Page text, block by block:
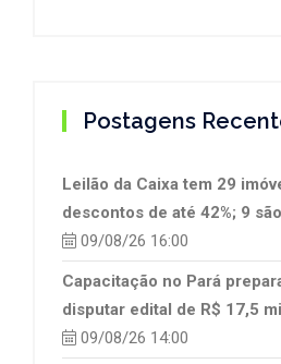
Postagens
Leilão da Caixa tem 29
descontos de até 42%; 9
09/08/26 16:00
Capacitação no Pará
disputar edital de R$ 17,5
09/08/26 14:00